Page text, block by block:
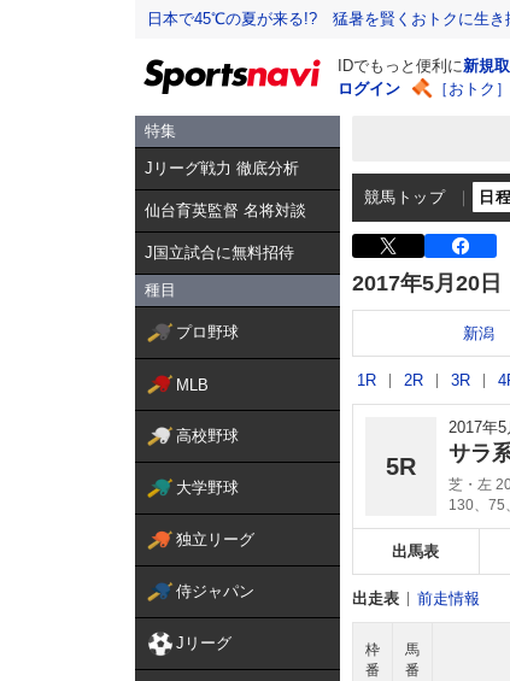
日本で45℃の夏が来る!? 猛暑を賢くおトクに生き
IDでもっと便利に新規
ログイン
［おトク
特集
Jリーグ戦力 徹底分析
仙台育英監督 名将対談
J国立試合に無料招待
種目
プロ野球
MLB
高校野球
大学野球
独立リーグ
侍ジャパン
Jリーグ
競馬トップ 日
2017年5月20日
新潟
1R 2R 3R
5R
2017年5
サラ
芝・左
130、75
出馬表
出走表 前走情報
枠
番
馬
番